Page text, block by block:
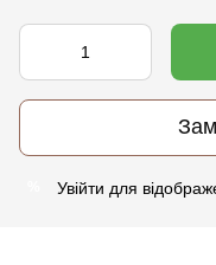
Увійти для